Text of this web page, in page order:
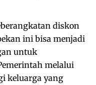
diskon
ini bisa menjadi
untuk
melalui
keluarga yang